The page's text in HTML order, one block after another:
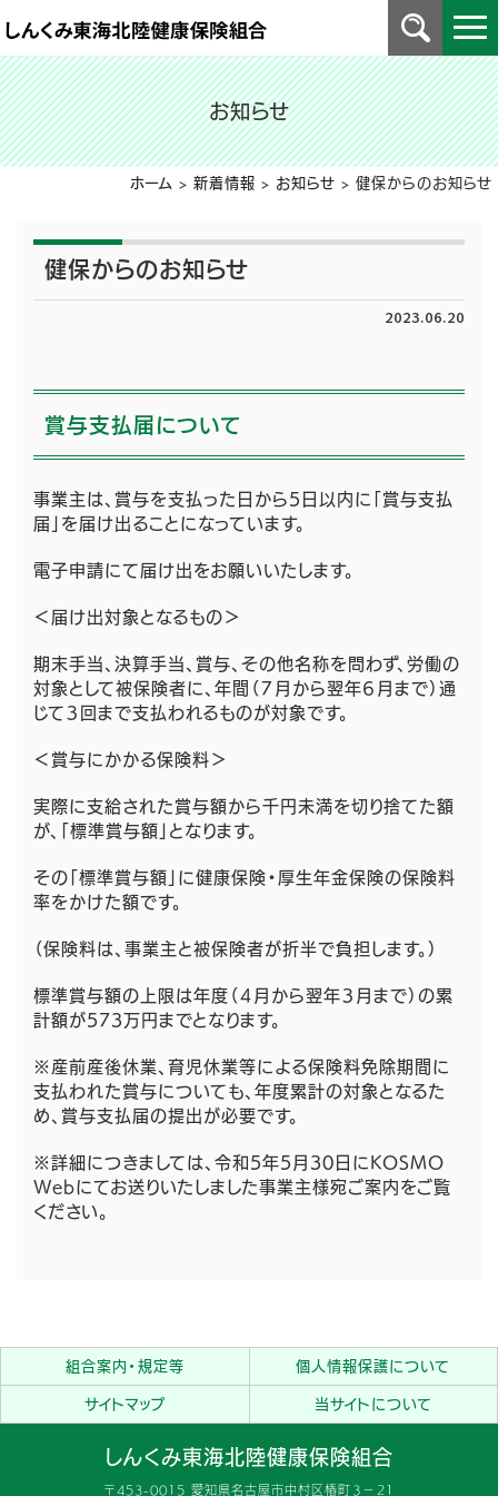
ホーム > 新着情報 > お知らせ > 健保からのお知らせ
お知らせ
健保からのお知らせ
2023.06.20
賞与支払届について
事業主は、賞与を支払った日から5日以内に「賞与支払
届」を届け出ることになっています。
電子申請にて届け出をお願いいたします。
＜届け出対象となるもの＞
期末手当、決算手当、賞与、その他名称を問わず、労働の
対象として被保険者に、年間（７月から翌年６月まで）通
じて３回まで支払われるものが対象です。
＜賞与にかかる保険料＞
実際に支給された賞与額から千円未満を切り捨てた額
が、「標準賞与額」となります。
その「標準賞与額」に健康保険・厚生年金保険の保険料
率をかけた額です。
（保険料は、事業主と被保険者が折半で負担します。）
標準賞与額の上限は年度（４月から翌年３月まで）の累
計額が573万円までとなります。
※産前産後休業、育児休業等による保険料免除期間に
支払われた賞与についても、年度累計の対象となるた
め、賞与支払届の提出が必要です。
※詳細につきましては、令和5年5月30日にKOSMO
Webにてお送りいたしました事業主様宛ご案内をご覧
ください。
組合案内・規定等 個人情報保護について
サイトマップ 当サイトについて
しんくみ東海北陸健康保険組合
〒453-0015 愛知県名古屋市中村区椿町３−２１